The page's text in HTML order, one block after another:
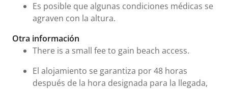
Es posible que algunas condiciones médicas se
agraven con la altura.
Otra información
There is a small fee to gain beach access.
El alojamiento se garantiza por 48 horas
después de la hora designada para la llegada,